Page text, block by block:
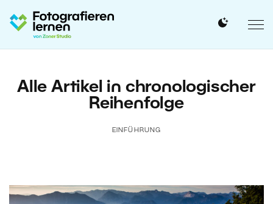
Alle Artikel in chronologischer
Reihenfolge
EINFÜHRUNG